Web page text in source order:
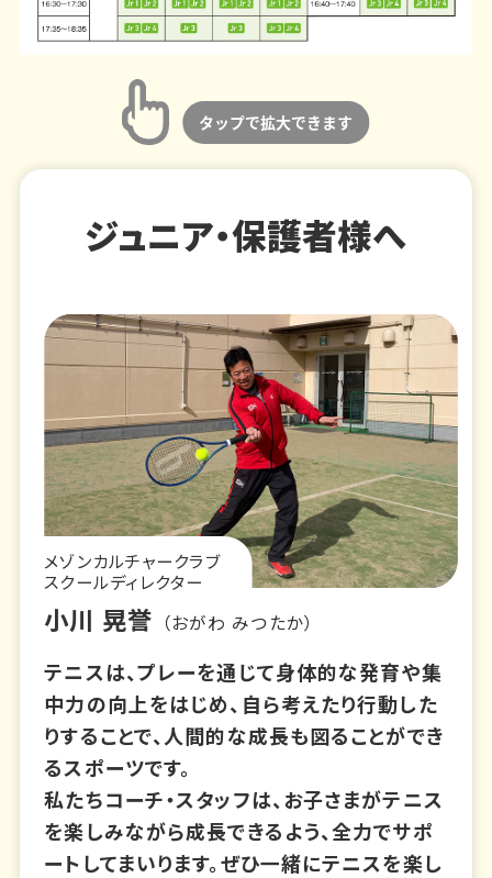
ジュニア・保護者様へ
テニスは、プレーを通じて身体的な発育や集
中力の向上をはじめ、自ら考えたり行動した
りすることで、人間的な成長も図ることができ
るスポーツです。
私たちコーチ・スタッフは、お子さまがテニス
を楽しみながら成長できるよう、全力でサポ
ートしてまいります。ぜひ一緒にテニスを楽し
メゾンカルチャークラブ
スクールディレクター
小川 晃誉 （おがわ みつたか）